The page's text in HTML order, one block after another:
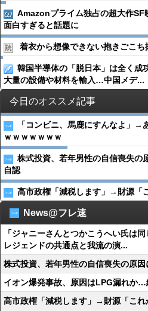
Amazonプライム独占の超大作SF
面白すぎると話題に
着衣から想像できない抱きごこ
韓国半導体の「脱日本」は全く成
大量の設備や材料を輸入…中国メデ...
今日のオススメ記事
「コンビニ、馬鹿にすんなよ」→
ｗｗｗｗｗｗｗ
株式投資、若年男性の自信喪失の
自認
高市政権「減税します」→財源「
News@フレ速
「ジャニーさんとつかこうへい氏は
レジェンドの共通点と我流の演...
株式投資、若年男性の自信喪失の原
イオン爆発事故、原因はLPG漏れか
高市政権「減税します」→財源「これ